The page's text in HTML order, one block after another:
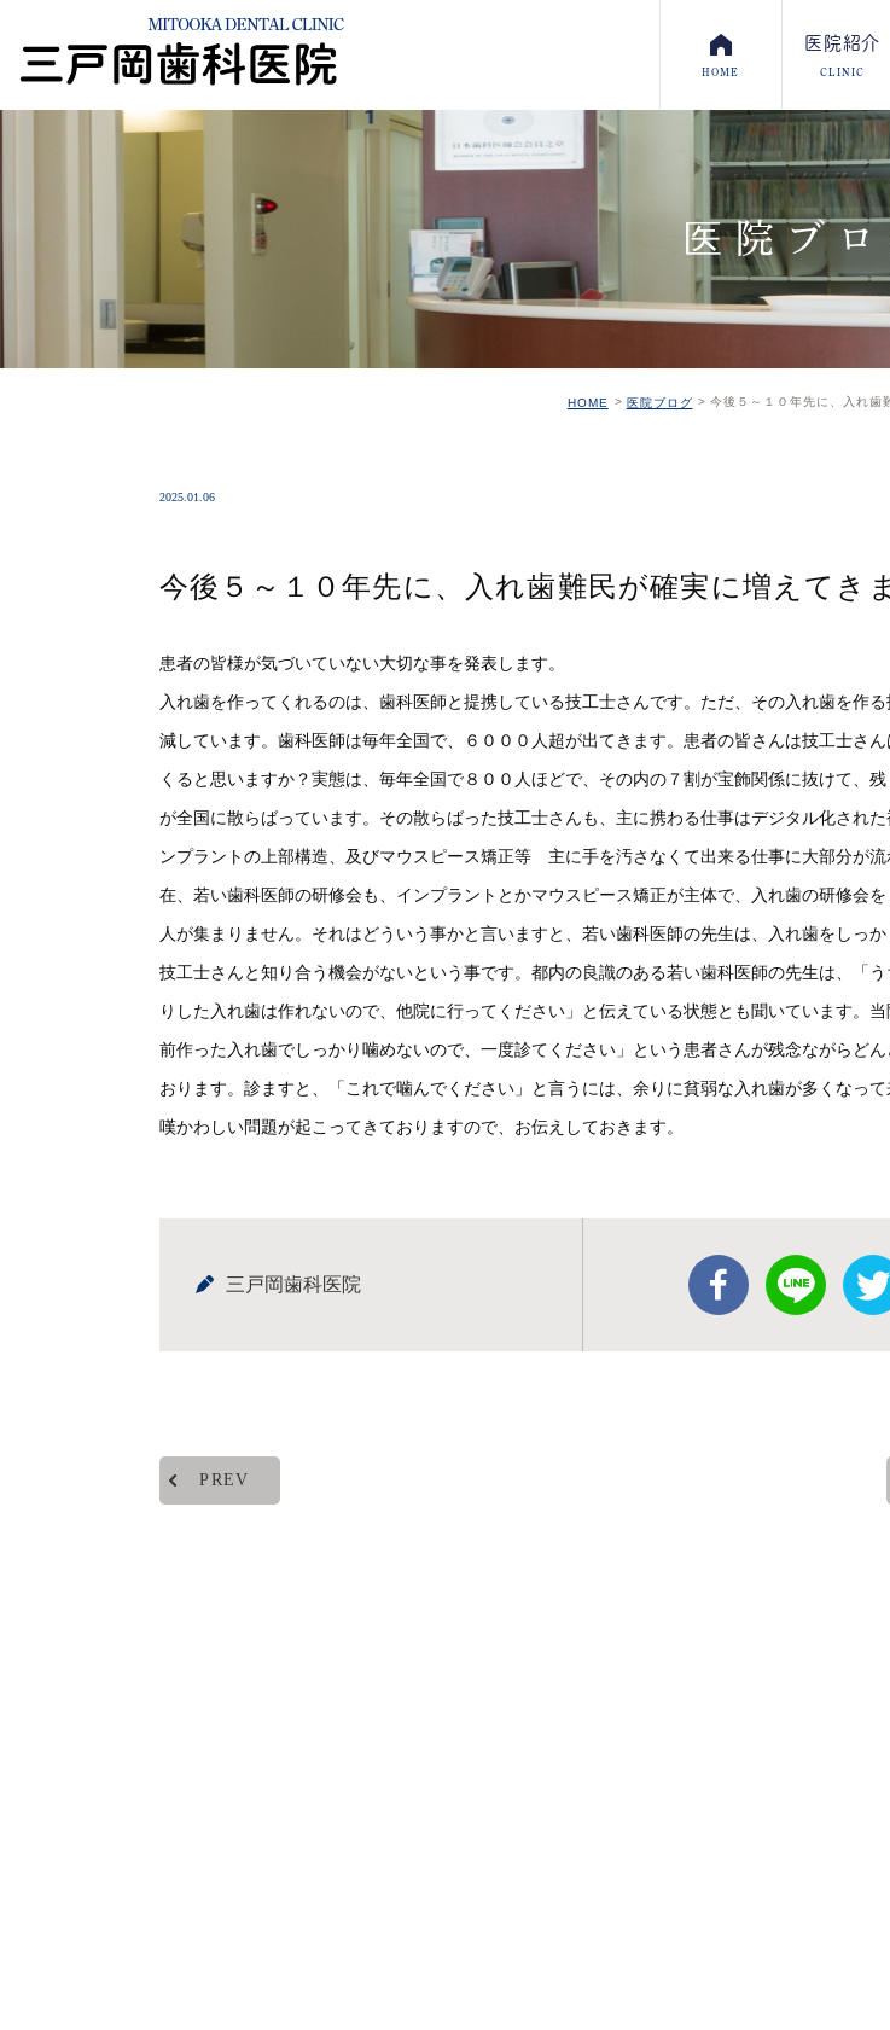
HOME
医院紹介
CLINIC
医院ブロ
HOME 医院ブログ 今後５～１０年先に、入れ歯
2025.01.06
今後５～１０年先に、入れ歯難民が確実に増えてき
患者の皆様が気づいていない大切な事を発表します。
入れ歯を作ってくれるのは、歯科医師と提携している技工士さんです。ただ、その入れ歯を作
減しています。歯科医師は毎年全国で、６０００人超が出てきます。患者の皆さんは技工士さ
くると思いますか？実態は、毎年全国で８００人ほどで、その内の７割が宝飾関係に抜けて、
が全国に散らばっています。その散らばった技工士さんも、主に携わる仕事はデジタル化された
ンプラントの上部構造、及びマウスピース矯正等 主に手を汚さなくて出来る仕事に大部分が流
在、若い歯科医師の研修会も、インプラントとかマウスピース矯正が主体で、入れ歯の研修会
人が集まりません。それはどういう事かと言いますと、若い歯科医師の先生は、入れ歯をしっ
技工士さんと知り合う機会がないという事です。都内の良識のある若い歯科医師の先生は、「
りした入れ歯は作れないので、他院に行ってください」と伝えている状態とも聞いています。
前作った入れ歯でしっかり噛めないので、一度診てください」という患者さんが残念ながらど
おります。診ますと、「これで噛んでください」と言うには、余りに貧弱な入れ歯が多くなって
嘆かわしい問題が起こってきておりますので、お伝えしておきます。
三戸岡歯科医院
PREV